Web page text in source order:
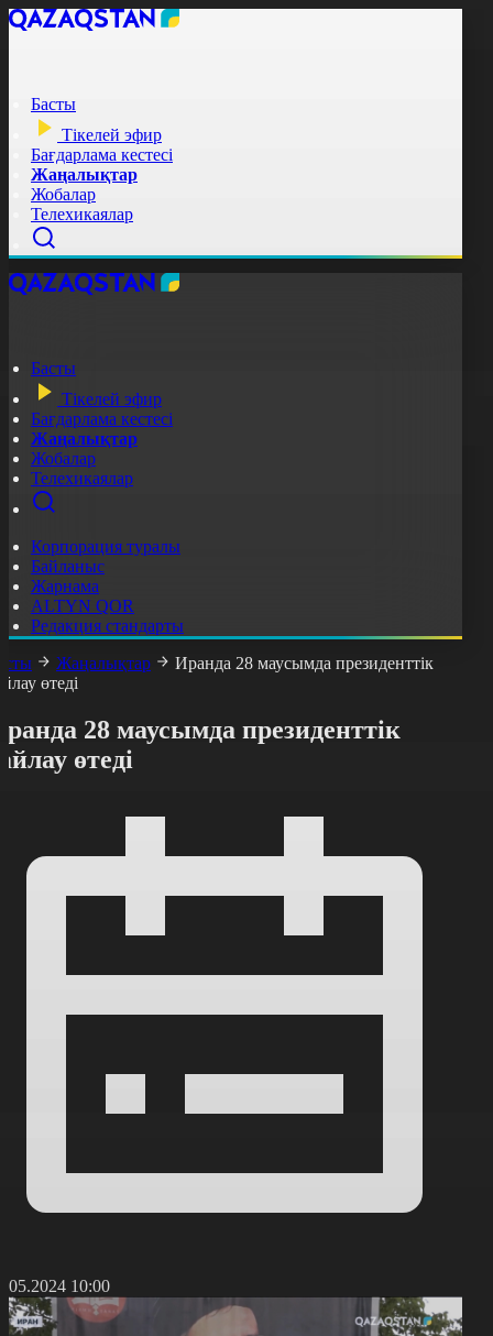
Басты
Тікелей эфир
Бағдарлама кестесі
Жаңалықтар
Жобалар
Телехикаялар
Басты
Тікелей эфир
Бағдарлама кестесі
Жаңалықтар
Жобалар
Телехикаялар
Корпорация туралы
Байланыс
Жарнама
ALTYN QOR
Редакция стандарты
Жаңалықтар
Иранда 28 маусымда президенттік
өтеді
28 маусымда президенттік
өтеді
10:00